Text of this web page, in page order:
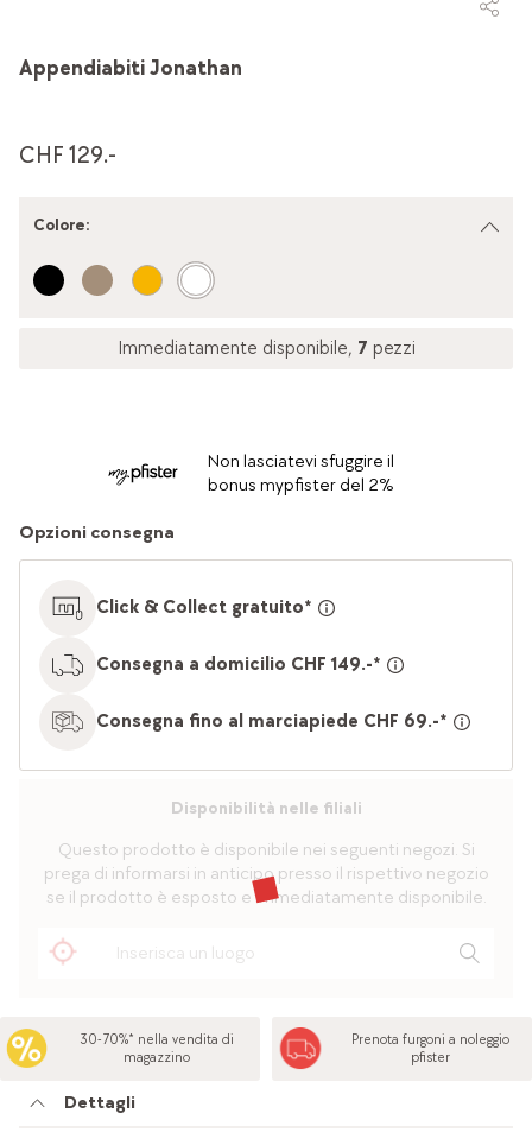
Appendiabiti Jonathan
CHF 129.-
Colore:
Immediatamente disponibile, 7 pezzi
Non lasciatevi sfuggire il
bonus mypfister del 2%
Opzioni consegna
Click & Collect gratuito*
Consegna a domicilio CHF 149.-*
Consegna fino al marciapiede CHF 69.-*
Disponibilità nelle filiali
Questo prodotto è disponibile nei seguenti negozi. Si
prega di informarsi in anticipo presso il rispettivo negozio
se il prodotto è esposto e immediatamente disponibile.
30-70%* nella vendita di
magazzino
Prenota furgoni a noleggio
pfister
Dettagli